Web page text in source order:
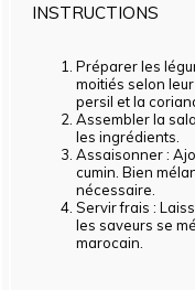
INSTRUCTIONS
Préparer les
moitiés selon
persil et la
Assembler la
les ingrédients.
Assaisonner :
cumin. Bien
nécessaire.
Servir frais :
les saveurs se
marocain.